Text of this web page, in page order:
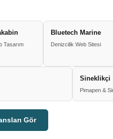
Tasarım
Bluetech Marine
Denizcilik Web Sitesi
Sineklikçi
Pimapen &
Gör